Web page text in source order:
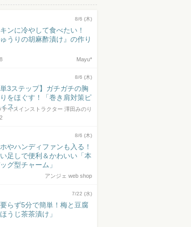
8/6 (木)
ンに冷やして食べたい！
ゅうりの胡麻酢漬け』の作り
Mayu*
8/6 (木)
単3ステップ】ガチガチの胸
をほぐす！「巻き肩対策ピ
ス」
ティスインストラクター 澤田みのり
8/6 (木)
やハンディファンも入る！
足しで便利＆かわいい「本
グ型チャーム」
アンジェ web shop
7/22 (水)
らず5分で簡単！梅と豆腐
うじ茶茶漬け」